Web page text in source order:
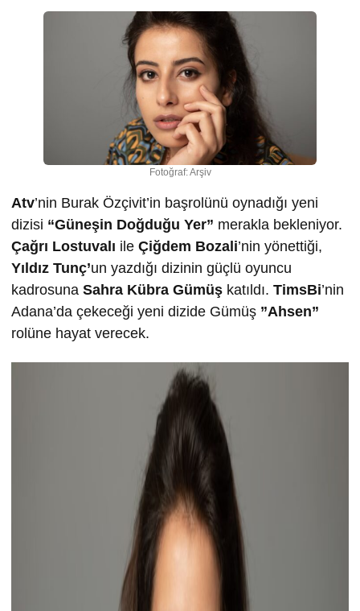
Fotoğraf: Arşiv
Atv’nin Burak Özçivit’in başrolünü oynadığı yeni
dizisi “Güneşin Doğduğu Yer” merakla bekleniyor.
Çağrı Lostuvalı ile Çiğdem Bozali’nin yönettiği,
Yıldız Tunç’un yazdığı dizinin güçlü oyuncu
kadrosuna Sahra Kübra Gümüş katıldı. TimsBi’nin
Adana’da çekeceği yeni dizide Gümüş ”Ahsen”
rolüne hayat verecek.